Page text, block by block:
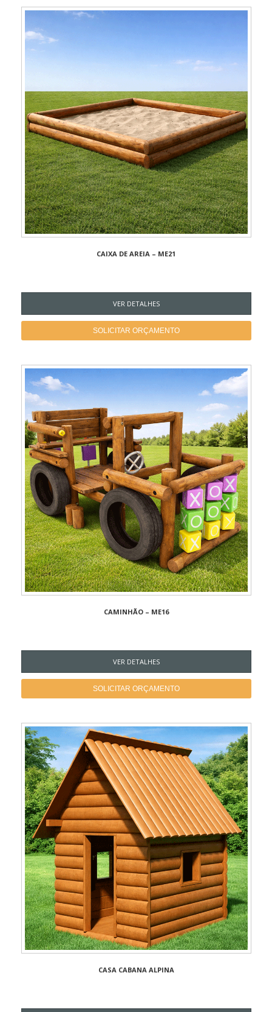
CAIXA DE AREIA – ME21
VER DETALHES
SOLICITAR ORÇAMENTO
CAMINHÃO – ME16
VER DETALHES
SOLICITAR ORÇAMENTO
CASA CABANA ALPINA